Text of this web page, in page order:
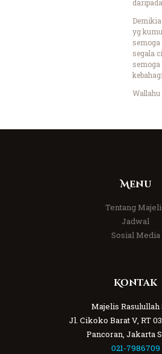
yg
segala
Wallahu
Menu
Tentang
Jadwal
Sosial Media
Kontak
Majelis Rasulullah
Jl. Cikoko Barat V, RT
Pancoran, Jakarta
021-7986709